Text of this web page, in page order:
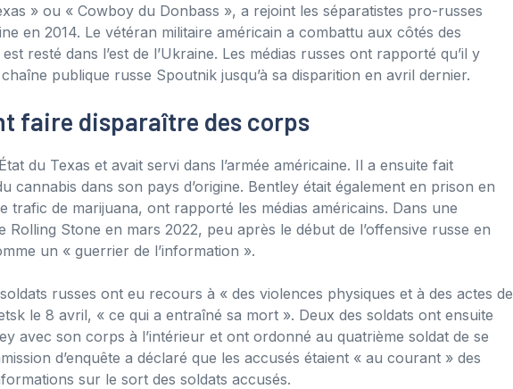
» ou « Cowboy du Donbass », a rejoint les séparatistes pro-russes
en 2014. Le vétéran militaire américain a combattu aux côtés des
resté dans l’est de l’Ukraine. Les médias russes ont rapporté qu’il y
publique russe Spoutnik jusqu’à sa disparition en avril dernier.
faire disparaître des corps
du Texas et avait servi dans l’armée américaine. Il a ensuite fait
cannabis dans son pays d’origine. Bentley était également en prison en
trafic de marijuana, ont rapporté les médias américains. Dans une
Rolling Stone en mars 2022, peu après le début de l’offensive russe en
un « guerrier de l’information ».
russes ont eu recours à « des violences physiques et à des actes de
le 8 avril, « ce qui a entraîné sa mort ». Deux des soldats ont ensuite
avec son corps à l’intérieur et ont ordonné au quatrième soldat de se
d’enquête a déclaré que les accusés étaient « au courant » des
sur le sort des soldats accusés.